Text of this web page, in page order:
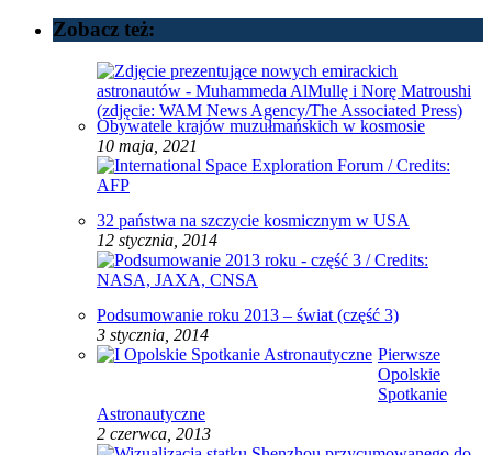
Zobacz też:
Obywatele krajów muzułmańskich w kosmosie
10 maja, 2021
32 państwa na szczycie kosmicznym w USA
12 stycznia, 2014
Podsumowanie roku 2013 – świat (część 3)
3 stycznia, 2014
Pierwsze
Opolskie
Spotkanie
Astronautyczne
2 czerwca, 2013